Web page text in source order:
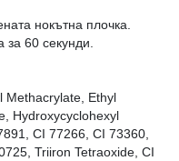
нокътна плочка.
60 секунди.
Methacrylate, Ethyl
Hydroxycyclohexyl
CI 77266, CI 73360,
Triiron Tetraoxide, CI